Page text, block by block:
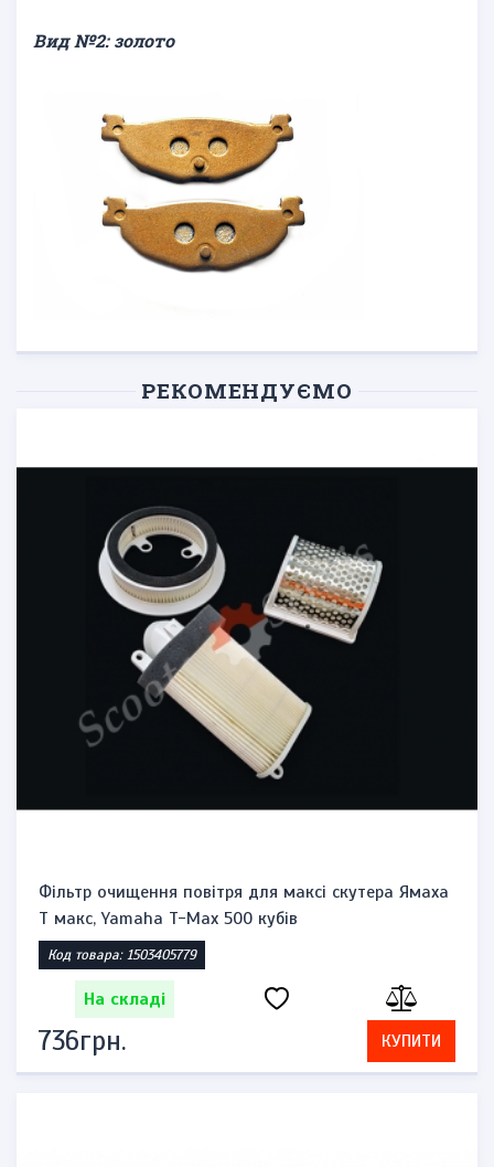
Вид №2: золото
РЕКОМЕНДУЄМО
Фільтр очищення повітря для максі скутера Ямаха
Т макс, Yamaha T-Max 500 кубів
Код товара: 1503405779
На складі
736грн. КУПИТИ